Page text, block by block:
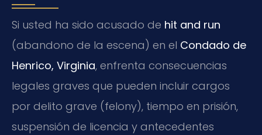
Si usted ha sido acusado de hit and run
(abandono de la escena) en el Condado de
Henrico, Virginia, enfrenta consecuencias
legales graves que pueden incluir cargos
por delito grave (felony), tiempo en prisión,
suspensión de licencia y antecedentes